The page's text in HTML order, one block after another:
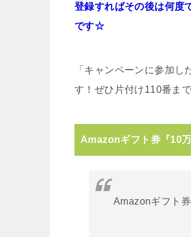
登録すればその後は何度
です☆
「キャンペーンに参加
す！ぜひ片付け110番ま
Amazonギフト券『10
Amazonギフト